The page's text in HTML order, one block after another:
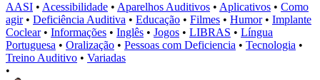
AASI • Acessibilidade • Aparelhos Auditivos • Aplicativos • Como
agir • Deficiência Auditiva • Educação • Filmes • Humor • Implante
Coclear • Informações • Inglês • Jogos • LIBRAS • Língua
Portuguesa • Oralização • Pessoas com Deficiencia • Tecnologia •
Treino Auditivo • Variadas
•